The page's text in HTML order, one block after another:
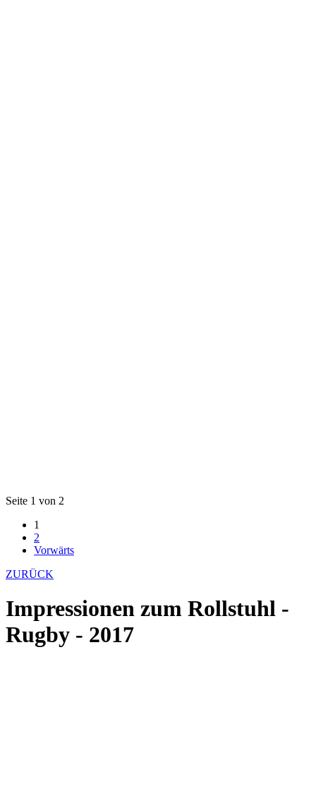
Seite 1 von 2
1
2
Vorwärts
ZURÜCK
Impressionen zum Rollstuhl -
Rugby - 2017